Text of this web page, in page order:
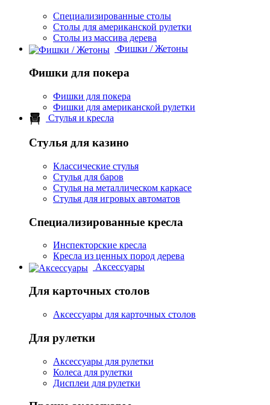
Специализированные столы
Столы для американской рулетки
Столы из массива дерева
Фишки / Жетоны
Фишки для покера
Фишки для покера
Фишки для американской рулетки
Стулья и кресла
Стулья для казино
Классические стулья
Стулья для баров
Стулья на металлическом каркасе
Стулья для игровых автоматов
Специализированные кресла
Инспекторские кресла
Кресла из ценных пород дерева
Аксессуары
Для карточных столов
Аксессуары для карточных столов
Для рулетки
Аксессуары для рулетки
Колеса для рулетки
Дисплеи для рулетки